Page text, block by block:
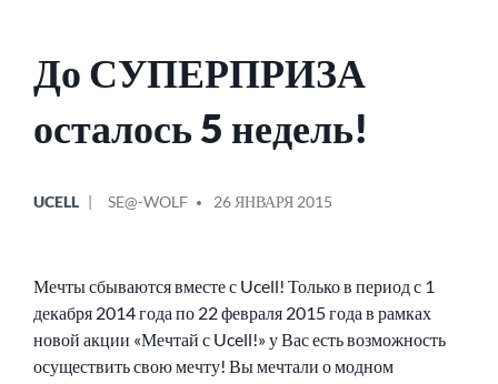
До СУПЕРПРИЗА
осталось 5 недель!
В
UCELL
ОТ
SE@-WOLF 26 ЯНВАРЯ 2015
Мечты сбываются вместе с Ucell! Только в период с 1
декабря 2014 года по 22 февраля 2015 года в рамках
новой акции «Мечтай с Ucell!» у Вас есть возможность
осуществить свою мечту! Вы мечтали о модном